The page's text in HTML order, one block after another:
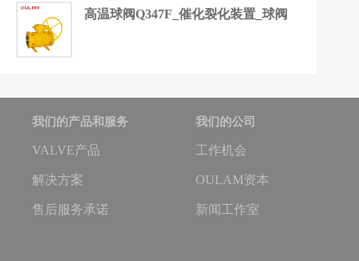
高温球阀Q347F_催化裂化装置_球阀
我们的产品和服务
VALVE产品
解决方案
售后服务承诺
我们的公司
工作机会
OULAM资本
新闻工作室